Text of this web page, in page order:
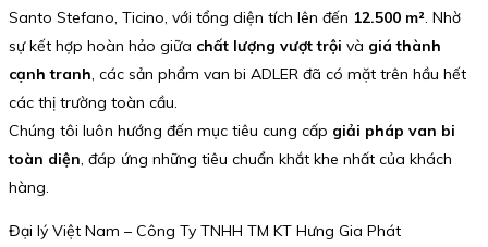
Santo Stefano, Ticino, với tổng diện tích lên đến 12.500 m². Nhờ
sự kết hợp hoàn hảo giữa chất lượng vượt trội và giá thành
cạnh tranh, các sản phẩm van bi ADLER đã có mặt trên hầu hết
các thị trường toàn cầu.
Chúng tôi luôn hướng đến mục tiêu cung cấp giải pháp van bi
toàn diện, đáp ứng những tiêu chuẩn khắt khe nhất của khách
hàng.
Đại lý Việt Nam – Công Ty TNHH TM KT Hưng Gia Phát